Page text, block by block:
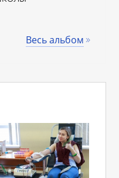
Весь альбом